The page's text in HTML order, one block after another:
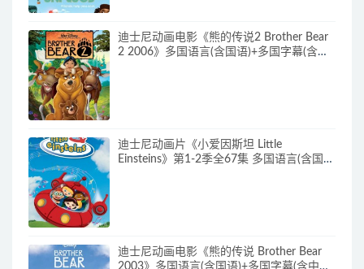
迪士尼动画电影《熊的传说2 Brother Bear
2 2006》多国语言(含国语)+多国字幕(含中
迪士尼动画片《小爱因斯坦 Little
Einsteins》第1-2季全67集 多国语言(含国
迪士尼动画电影《熊的传说 Brother Bear